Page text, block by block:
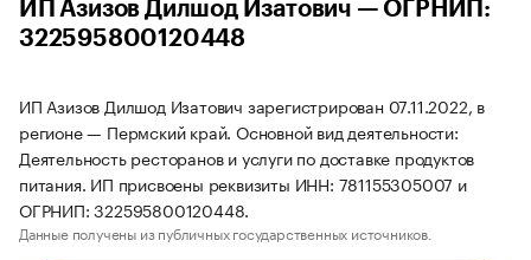
ИП Азизов Дилшод Изатович — ОГРНИП:
322595800120448
ИП Азизов Дилшод Изатович зарегистрирован 07.11.2022, в
регионе — Пермский край. Основной вид деятельности:
Деятельность ресторанов и услуги по доставке продуктов
питания. ИП присвоены реквизиты ИНН: 781155305007 и
ОГРНИП: 322595800120448.
Данные получены из публичных государственных источников.